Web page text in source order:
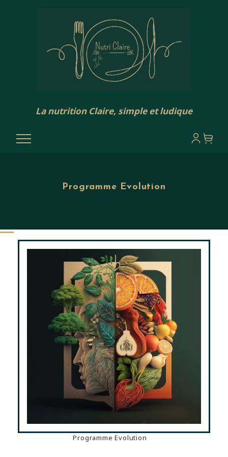
La nutrition Claire, simple et ludique
Programme Evolution
Programme Evolution